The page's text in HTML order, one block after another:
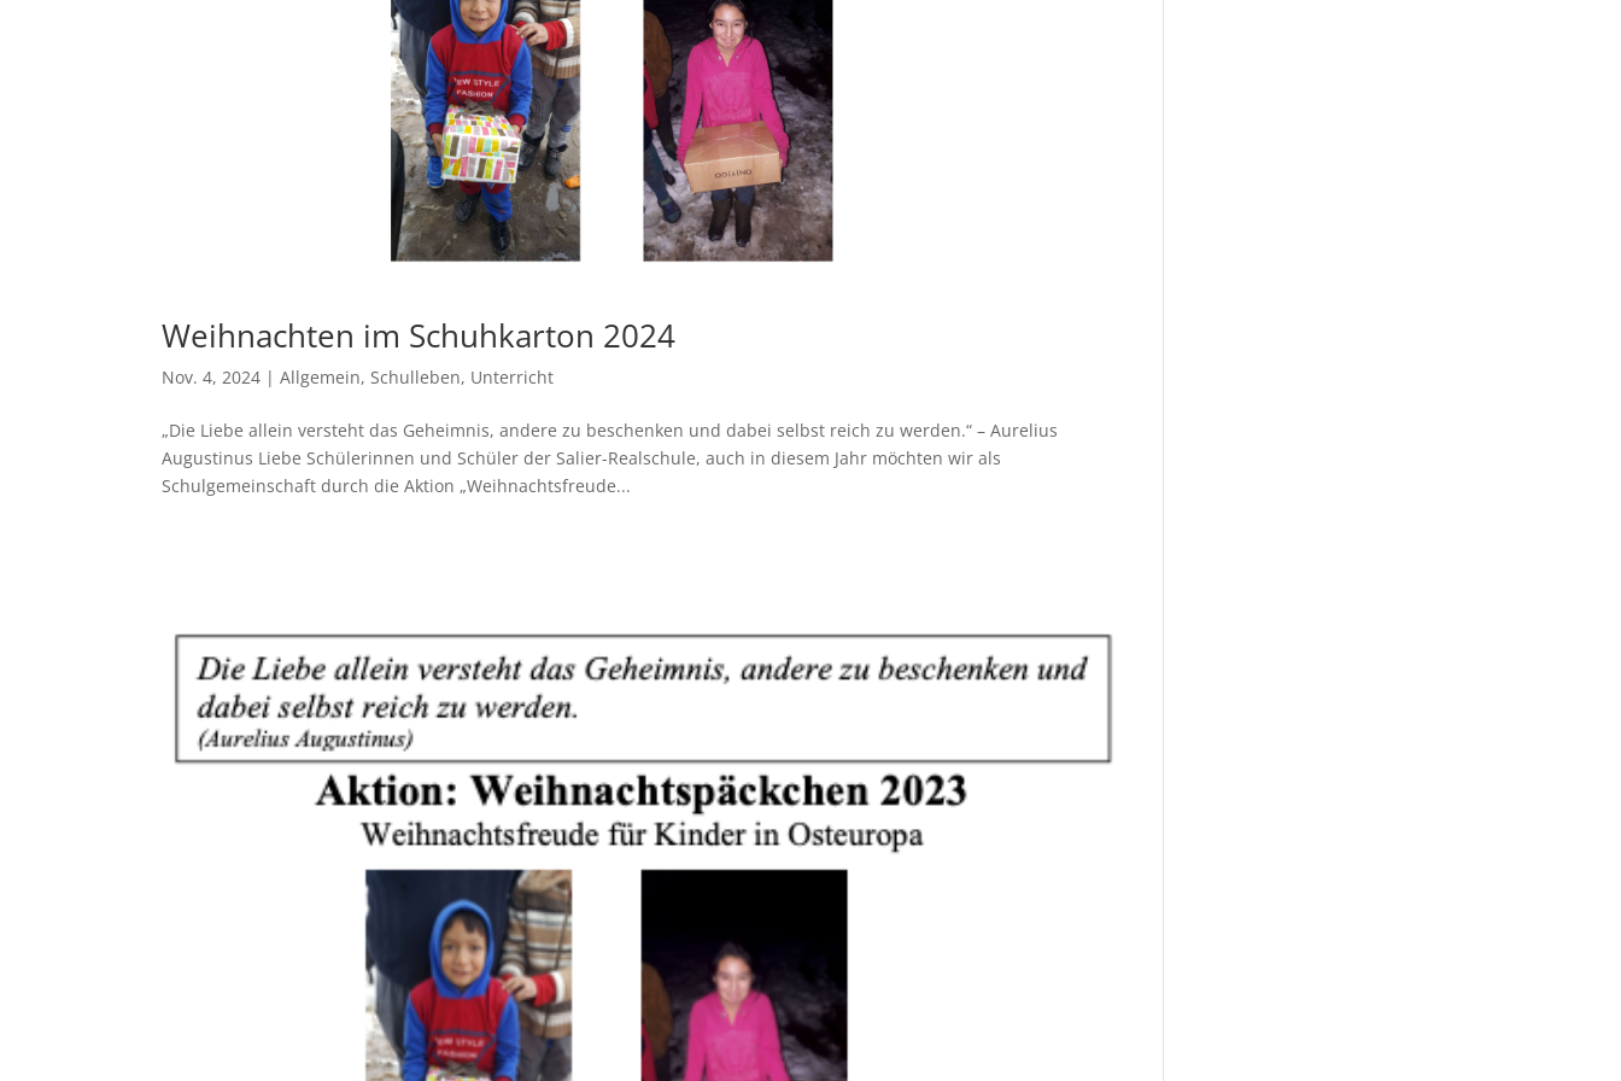
Weihnachten im Schuhkarton 2024
Nov. 4, 2024 |Allgemein,Schulleben, Unterricht
„Die Liebe allein versteht das Geheimnis, andere zu beschenken und dabei selbst reich zu werden.“ – Aurelius
Augustinus Liebe Schülerinnen und Schüler der Salier-Realschule, auch in diesem Jahr möchten wir als
Schulgemeinschaft durch die Aktion „Weihnachtsfreude...